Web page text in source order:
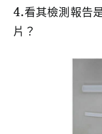
4.看其檢測報告
片？